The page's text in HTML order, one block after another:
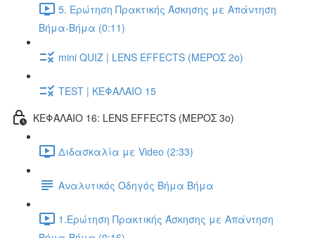
5. Ερώτηση Πρακτικής Άσκησης με Απάντηση
Βήμα-Βήμα (0:11)
mini QUIZ | LENS EFFECTS (ΜΕΡΟΣ 2o)
TEST | ΚΕΦΑΛΑΙΟ 15
ΚΕΦΑΛΑΙΟ 16: LENS EFFECTS (ΜΕΡΟΣ 3o)
Διδασκαλία με Video (2:33)
Αναλυτικός Οδηγός Βήμα Βήμα
1.Ερώτηση Πρακτικής Άσκησης με Απάντηση